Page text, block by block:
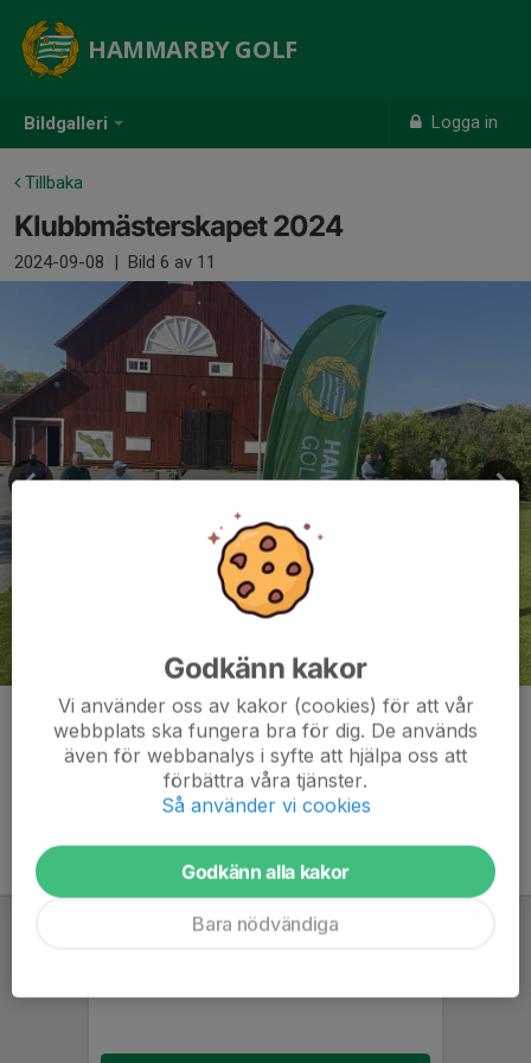
Bildgalleri Logga in
HAMMARBY GOLF
Tillbaka
Klubbmästerskapet 2024
2024-09-08 | Bild 6 av 11
Kommentarer
Godkänn kakor
Vi använder oss av kakor (cookies) för att vår
webbplats ska fungera bra för dig. De används
även för webbanalys i syfte att hjälpa oss att
förbättra våra tjänster.
Så använder vi cookies
Godkänn alla kakor
Bara nödvändiga